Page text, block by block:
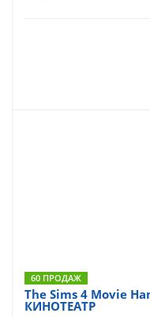
60 ПРОДАЖ
The Sims 4 Movie
КИНОТЕАТР